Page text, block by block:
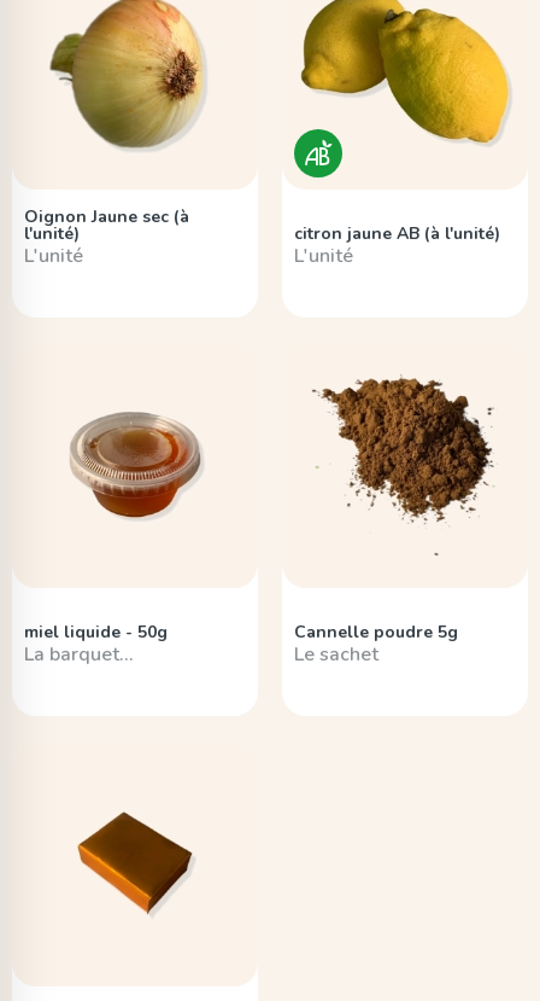
Oignon Jaune sec (à
l'unité)
L'unité
citron jaune AB (à l'unité)
L'unité
miel liquide - 50g
La barquet…
Cannelle poudre 5g
Le sachet